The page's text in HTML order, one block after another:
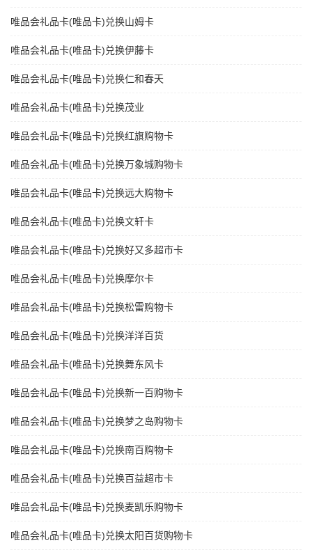
唯品会礼品卡(唯品卡)兑换山姆卡
唯品会礼品卡(唯品卡)兑换伊藤卡
唯品会礼品卡(唯品卡)兑换仁和春天
唯品会礼品卡(唯品卡)兑换茂业
唯品会礼品卡(唯品卡)兑换红旗购物卡
唯品会礼品卡(唯品卡)兑换万象城购物卡
唯品会礼品卡(唯品卡)兑换远大购物卡
唯品会礼品卡(唯品卡)兑换文轩卡
唯品会礼品卡(唯品卡)兑换好又多超市卡
唯品会礼品卡(唯品卡)兑换摩尔卡
唯品会礼品卡(唯品卡)兑换松雷购物卡
唯品会礼品卡(唯品卡)兑换洋洋百货
唯品会礼品卡(唯品卡)兑换舞东风卡
唯品会礼品卡(唯品卡)兑换新一百购物卡
唯品会礼品卡(唯品卡)兑换梦之岛购物卡
唯品会礼品卡(唯品卡)兑换南百购物卡
唯品会礼品卡(唯品卡)兑换百益超市卡
唯品会礼品卡(唯品卡)兑换麦凯乐购物卡
唯品会礼品卡(唯品卡)兑换太阳百货购物卡